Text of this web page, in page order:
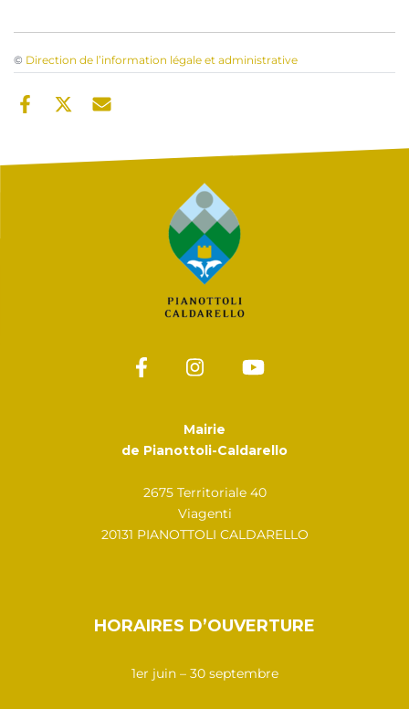
© Direction de l’information légale et administrative
Mairie
de Pianottoli-Caldarello
2675 Territoriale 40
Viagenti
20131 PIANOTTOLI CALDARELLO
HORAIRES D’OUVERTURE
1er juin – 30 septembre